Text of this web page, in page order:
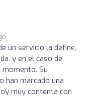
un servicio la define,
y en el caso de
Su
han marcado una
muy contenta con